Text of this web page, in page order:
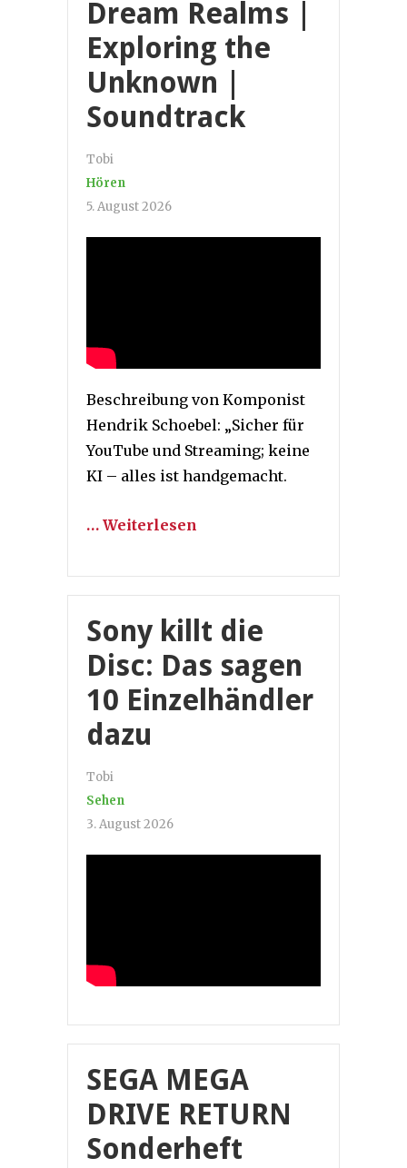
Dream Realms |
Exploring the
Unknown |
Soundtrack
Tobi
Hören
5. August 2026
Beschreibung von Komponist
Hendrik Schoebel: „Sicher für
YouTube und Streaming; keine
KI – alles ist handgemacht.
… Weiterlesen
Sony killt die
Disc: Das sagen
10 Einzelhändler
dazu
Tobi
Sehen
3. August 2026
SEGA MEGA
DRIVE RETURN
Sonderheft